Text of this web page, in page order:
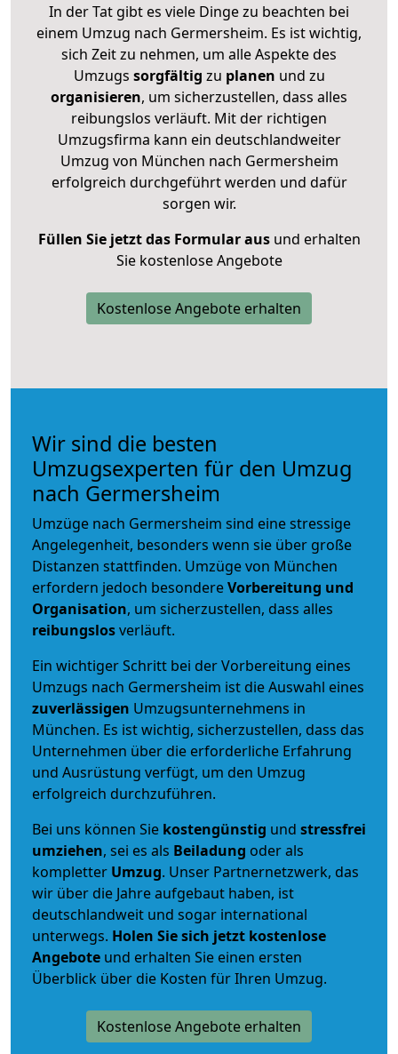
In der Tat gibt es viele Dinge zu beachten bei
einem Umzug nach Germersheim. Es ist wichtig,
sich Zeit zu nehmen, um alle Aspekte des
Umzugs sorgfältig zu planen und zu
organisieren, um sicherzustellen, dass alles
reibungslos verläuft. Mit der richtigen
Umzugsfirma kann ein deutschlandweiter
Umzug von München nach Germersheim
erfolgreich durchgeführt werden und dafür
sorgen wir.
Füllen Sie jetzt das Formular ausund erhalten
Sie kostenlose Angebote
Kostenlose Angebote erhalten
Wir sind die besten
Umzugsexperten für den Umzug
nach Germersheim
Umzüge nach Germersheim sind eine stressige
Angelegenheit, besonders wenn sie über große
Distanzen stattfinden. Umzüge von München
erfordern jedoch besondereVorbereitung und
Organisation, um sicherzustellen, dass alles
reibungslosverläuft.
Ein wichtiger Schritt bei der Vorbereitung eines
Umzugs nach Germersheim ist die Auswahl eines
zuverlässigen Umzugsunternehmens in
München. Es ist wichtig, sicherzustellen, dass das
Unternehmen über die erforderliche Erfahrung
und Ausrüstung verfügt, um den Umzug
erfolgreich durchzuführen.
Bei uns können Sie kostengünstig und stressfrei
umziehen, sei es als Beiladung oder als
kompletter Umzug. Unser Partnernetzwerk, das
wir über die Jahre aufgebaut haben, ist
deutschlandweit und sogar international
unterwegs. Holen Sie sich jetzt kostenlose
Angebote und erhalten Sie einen ersten
Überblick über die Kosten für Ihren Umzug.
Kostenlose Angebote erhalten